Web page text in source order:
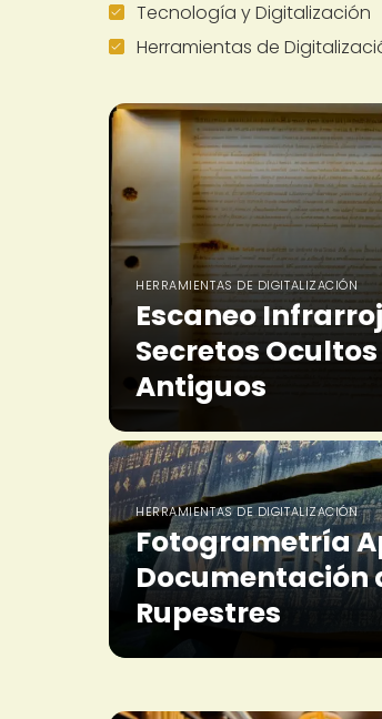
Tecnología y Digitalización
Herramientas de
HERRAMIENTAS DE DIGITALIZACIÓN
Escaneo
Secretos
Antiguos
HERRAMIENTAS DE DIGITALIZACIÓN
Fotogrametría
Documentación
Rupestres